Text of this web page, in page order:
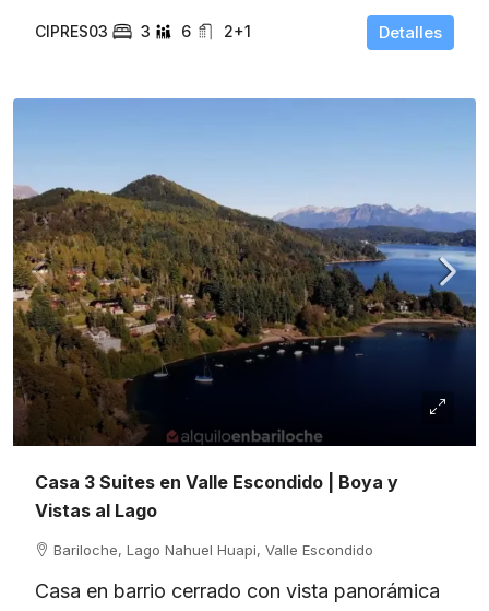
CIPRES03 3 6 2+1 Detalles
Casa 3 Suites en Valle Escondido | Boya y
Vistas al Lago
Bariloche, Lago Nahuel Huapi, Valle Escondido
Casa en barrio cerrado con vista panorámica